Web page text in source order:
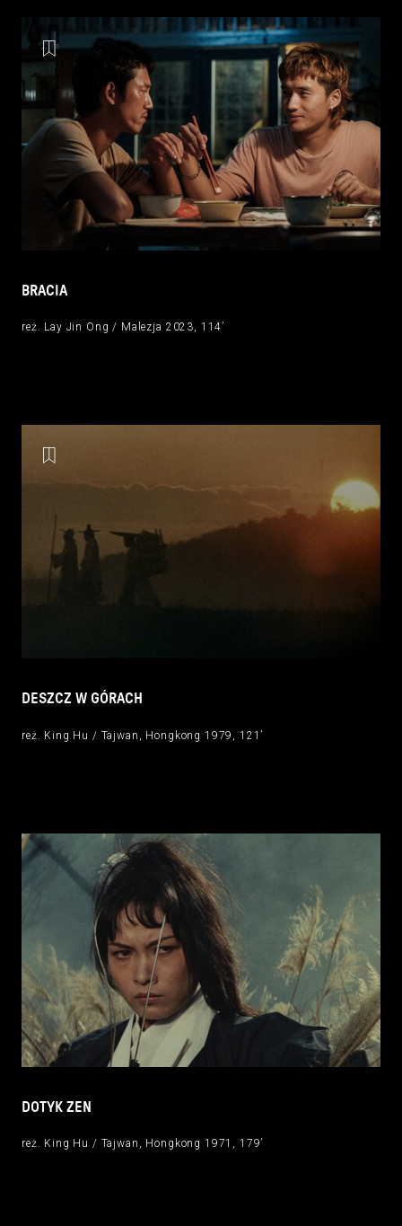
BRACIA
reż. Lay Jin Ong / Malezja 2023, 114’
DESZCZ W GÓRACH
reż. King Hu / Tajwan, Hongkong 1979, 121’
DOTYK ZEN
reż. King Hu / Tajwan, Hongkong 1971, 179’